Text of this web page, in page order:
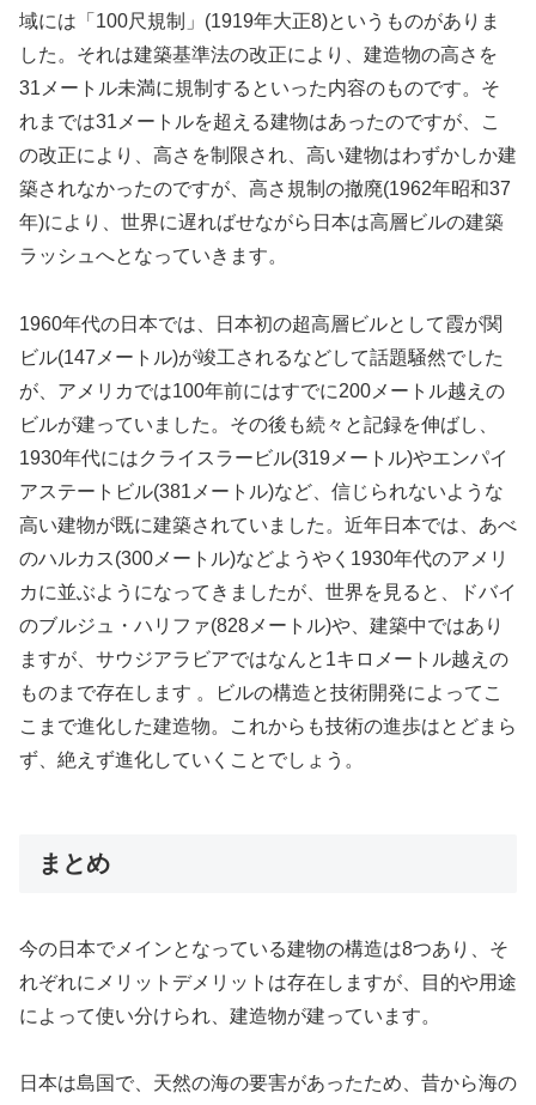
域には「100尺規制」(1919年大正8)というものがありま
した。それは建築基準法の改正により、建造物の高さを
31メートル未満に規制するといった内容のものです。そ
れまでは31メートルを超える建物はあったのですが、こ
の改正により、高さを制限され、高い建物はわずかしか建
築されなかったのですが、高さ規制の撤廃(1962年昭和37
年)により、世界に遅ればせながら日本は高層ビルの建築
ラッシュへとなっていきます。
1960年代の日本では、日本初の超高層ビルとして霞が関
ビル(147メートル)が竣工されるなどして話題騒然でした
が、アメリカでは100年前にはすでに200メートル越えの
ビルが建っていました。その後も続々と記録を伸ばし、
1930年代にはクライスラービル(319メートル)やエンパイ
アステートビル(381メートル)など、信じられないような
高い建物が既に建築されていました。近年日本では、あべ
のハルカス(300メートル)などようやく1930年代のアメリ
カに並ぶようになってきましたが、世界を見ると、ドバイ
のブルジュ・ハリファ(828メートル)や、建築中ではあり
ますが、サウジアラビアではなんと1キロメートル越えの
ものまで存在します 。ビルの構造と技術開発によってこ
こまで進化した建造物。これからも技術の進歩はとどまら
ず、絶えず進化していくことでしょう。
まとめ
今の日本でメインとなっている建物の構造は8つあり、そ
れぞれにメリットデメリットは存在しますが、目的や用途
によって使い分けられ、建造物が建っています。
日本は島国で、天然の海の要害があったため、昔から海の